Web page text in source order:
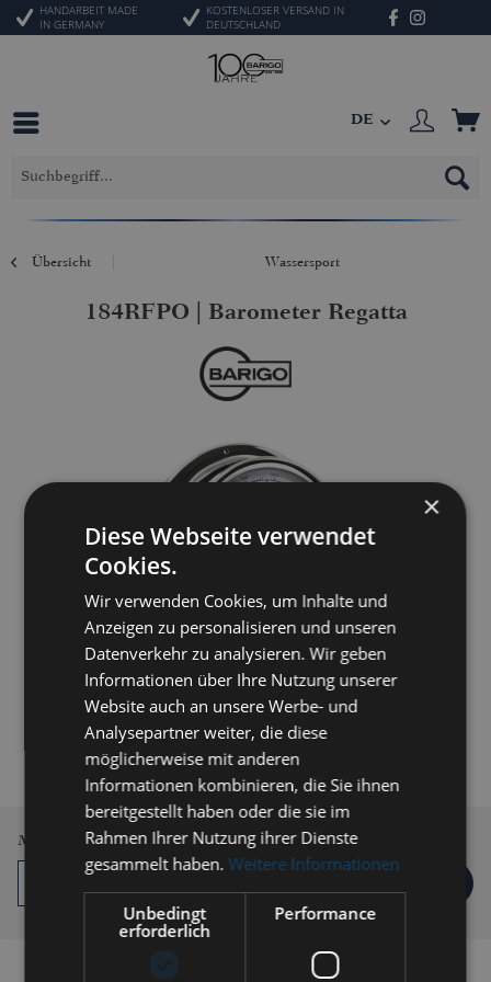
HANDARBEIT MADE
IN GERMANY
KOSTENLOSER VERSAND IN
DEUTSCHLAND
DE
Übersicht Wassersport
184RFPO | Barometer Regatta
209,00 € *
zzgl. Versandkosten
Lieferzeit 3-5 Werktage
Menge
Auf die Vergleichsliste setzen
×
Diese Webseite verwendet
Cookies.
Wir verwenden Cookies, um Inhalte und
Anzeigen zu personalisieren und unseren
Datenverkehr zu analysieren. Wir geben
Informationen über Ihre Nutzung unserer
Website auch an unsere Werbe- und
Analysepartner weiter, die diese
möglicherweise mit anderen
Informationen kombinieren, die Sie ihnen
bereitgestellt haben oder die sie im
Rahmen Ihrer Nutzung ihrer Dienste
gesammelt haben.Weitere Informationen
Unbedingt
erforderlich
Performance